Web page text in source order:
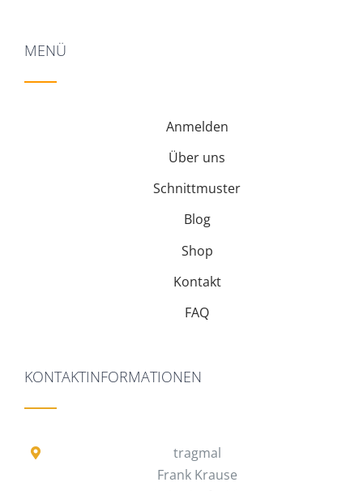
MENÜ
Anmelden
Über uns
Schnittmuster
Blog
Shop
Kontakt
FAQ
KONTAKTINFORMATIONEN
tragmal
Frank Krause